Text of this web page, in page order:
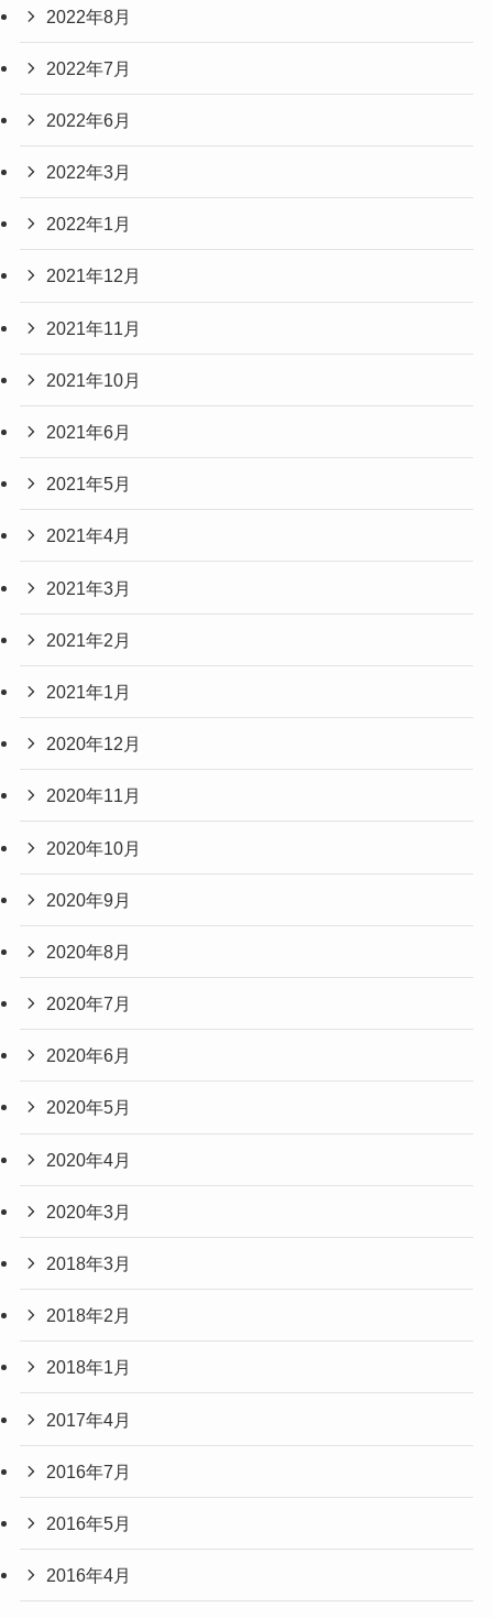
2022年8月
2022年7月
2022年6月
2022年3月
2022年1月
2021年12月
2021年11月
2021年10月
2021年6月
2021年5月
2021年4月
2021年3月
2021年2月
2021年1月
2020年12月
2020年11月
2020年10月
2020年9月
2020年8月
2020年7月
2020年6月
2020年5月
2020年4月
2020年3月
2018年3月
2018年2月
2018年1月
2017年4月
2016年7月
2016年5月
2016年4月